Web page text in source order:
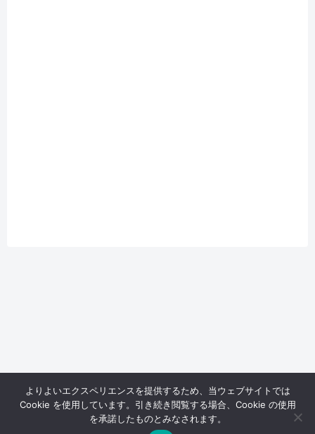
Yachilog
よりよいエクスペリエンスを提供するため、当ウェブサイトでは
Cookie を使用しています。引き続き閲覧する場合、Cookie の使用
を承諾したものとみなされます。